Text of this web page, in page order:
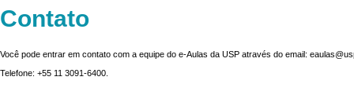
Contato
Você pode entrar em contato com a equipe do e-Aulas da USP através do email:
Telefone: +55 11 3091-6400.